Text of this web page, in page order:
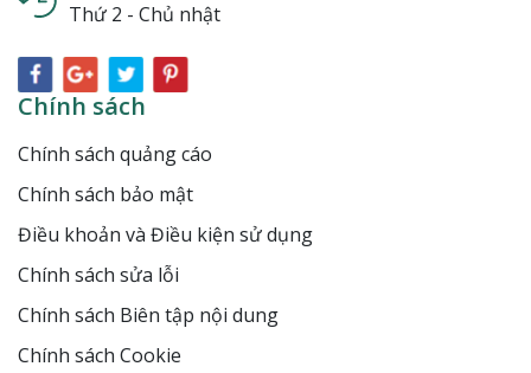
Thứ 2 - Chủ nhật
Chính sách
Chính sách quảng cáo
Chính sách bảo mật
Điều khoản và Điều kiện sử dụng
Chính sách sửa lỗi
Chính sách Biên tập nội dung
Chính sách Cookie